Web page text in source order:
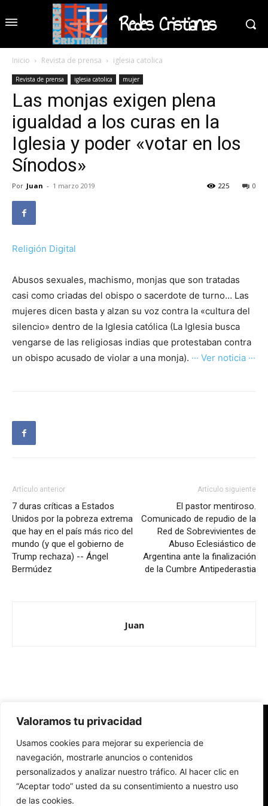
Valoramos tu privacidad
Usamos cookies para mejorar su experiencia de
navegación, mostrarle anuncios o contenidos
personalizados y analizar nuestro tráfico. Al hacer clic en
“Aceptar todo” usted da su consentimiento a nuestro uso
de las cookies.
Redes Cristianas
Inicio Revista de prensa iglesia catolica
Revista de prensa iglesia catolica mujer
Las monjas exigen plena
igualdad a los curas en la
Iglesia y poder «votar en los
Sínodos»
Por Juan - 1 marzo 2019 0
225
Religión Digital
Abusos sexuales, machismo, monjas que son tratadas
casi como criadas del obispo o sacerdote de turno… Las
mujeres dicen basta y alzan su voz contra la «cultura del
silencio» dentro de la Iglesia católica (La Iglesia busca
vengarse de las religiosas indias que protestaban contra
un obispo acusado de violar a una monja). ··· Ver noticia ···
Artículo anterior
7 duras críticas a Estados
Unidos por la pobreza extrema
que hay en el país más rico del
mundo (y que el gobierno de
Trump rechaza) -- Ángel
Bermúdez
Artículo siguiente
El pastor mentiroso.
Comunicado de repudio de la
Red de Sobrevivientes de
Abuso Eclesiástico de
Argentina ante la finalización
de la Cumbre Antipederastia
Juan
Redes Cristianas
Una mirada alternativa sobre la Iglesia católica y la sociedad
- Colectivos de Redes Cristianas